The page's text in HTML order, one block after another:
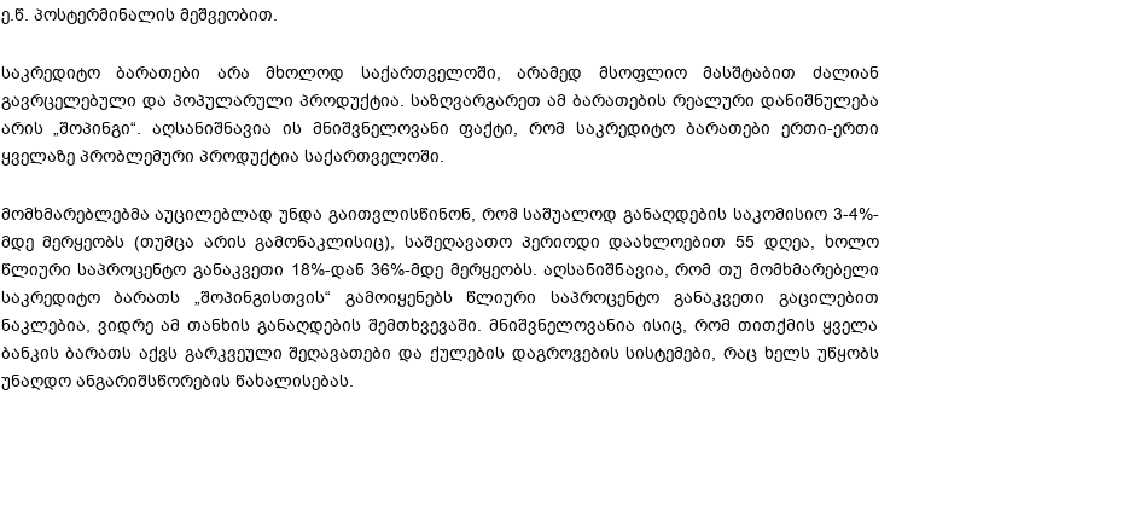
ე.წ. პოსტერმინალის მეშვეობით.
საკრედიტო ბარათები არა მხოლოდ საქართველოში, არამედ მსოფლიო მასშტაბით ძალიან
გავრცელებული და პოპულარული პროდუქტია. საზღვარგარეთ ამ ბარათების რეალური დანიშნულება
არის „შოპინგი“. აღსანიშნავია ის მნიშვნელოვანი ფაქტი, რომ საკრედიტო ბარათები ერთი-ერთი
ყველაზე პრობლემური პროდუქტია საქართველოში.
მომხმარებლებმა აუცილებლად უნდა გაითვლისწინონ, რომ საშუალოდ განაღდების საკომისიო 3-4%-
მდე მერყეობს (თუმცა არის გამონაკლისიც), საშეღავათო პერიოდი დაახლოებით 55 დღეა, ხოლო
წლიური საპროცენტო განაკვეთი 18%-დან 36%-მდე მერყეობს. აღსანიშნავია, რომ თუ მომხმარებელი
საკრედიტო ბარათს „შოპინგისთვის“ გამოიყენებს წლიური საპროცენტო განაკვეთი გაცილებით
ნაკლებია, ვიდრე ამ თანხის განაღდების შემთხვევაში. მნიშვნელოვანია ისიც, რომ თითქმის ყველა
ბანკის ბარათს აქვს გარკვეული შეღავათები და ქულების დაგროვების სისტემები, რაც ხელს უწყობს
უნაღდო ანგარიშსწორების წახალისებას.